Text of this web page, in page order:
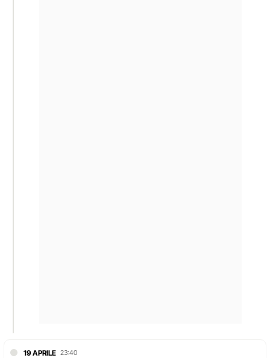
19 APRILE 23:40